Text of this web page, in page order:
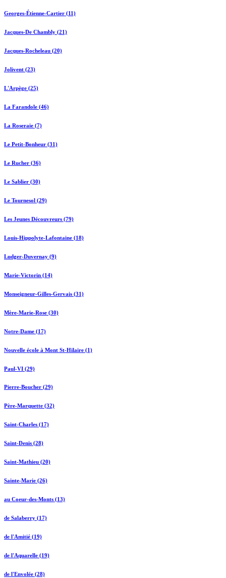
Georges-Étienne-Cartier (11)
Jacques-De Chambly (21)
Jacques-Rocheleau (20)
Jolivent (23)
L'Arpège (25)
La Farandole (46)
La Roseraie (7)
Le Petit-Bonheur (31)
Le Rucher (36)
Le Sablier (30)
Le Tournesol (29)
Les Jeunes Découvreurs (79)
Louis-Hippolyte-Lafontaine (18)
Ludger-Duvernay (9)
Marie-Victorin (14)
Monseigneur-Gilles-Gervais (31)
Mère-Marie-Rose (30)
Notre-Dame (17)
Nouvelle école à Mont St-Hilaire (1)
Paul-VI (29)
Pierre-Boucher (29)
Père-Marquette (32)
Saint-Charles (17)
Saint-Denis (28)
Saint-Mathieu (20)
Sainte-Marie (26)
au Coeur-des-Monts (13)
de Salaberry (17)
de l'Amitié (19)
de l'Aquarelle (19)
de l'Envolée (28)